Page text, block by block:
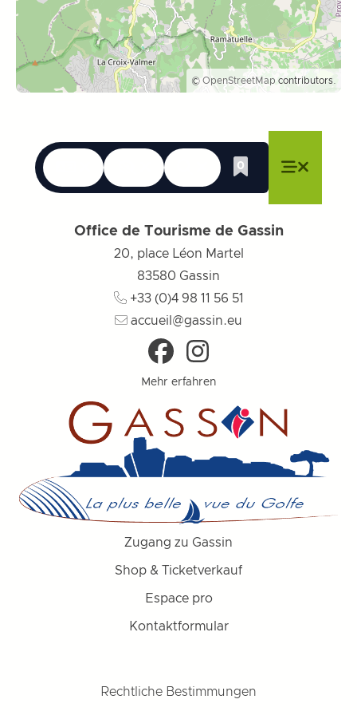
© OpenStreetMap contributors.
Sprachen
Menü schließen
Erreichbarkeit
Menü schließen
Suche
Menü schließen
0
Whishlist
Office de Tourisme de Gassin
20, place Léon Martel
83580 Gassin
+33 (0)4 98 11 56 51
accueil@gassin.eu
Mehr erfahren
Zugang zu Gassin
Shop & Ticketverkauf
Espace pro
Kontaktformular
Rechtliche Bestimmungen